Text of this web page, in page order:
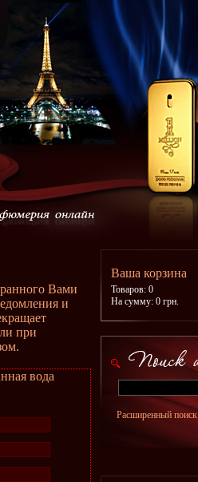
Вами
и
при
вода
Ваша корзина
Товаров: 0
На сумму: 0 грн.
Расширенный поиск